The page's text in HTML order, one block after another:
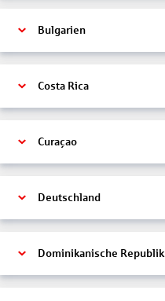
Bulgarien
Costa Rica
Curaçao
Deutschland
Dominikanische Republik